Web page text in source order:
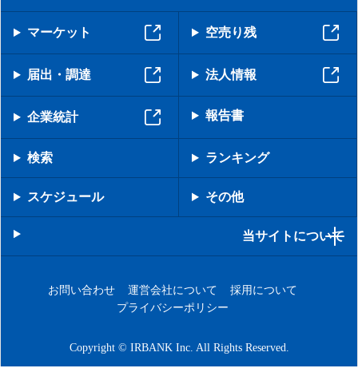
マーケット 空売り残
届出・調達 法人情報
企業統計 報告書
検索 ランキング
スケジュール その他
当サイトについて
お問い合わせ 運営会社について
採用について
プライバシーポリシー
Copyright © IRBANK Inc. All Rights Reserved.